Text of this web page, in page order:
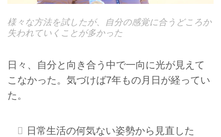
様々な方法を試したが、自分の感覚に合うどころか
失われていくことが多かった
日々、自分と向き合う中で一向に光が見えて
こなかった。気づけば7年もの月日が経ってい
た。
日常生活の何気ない姿勢から見直した